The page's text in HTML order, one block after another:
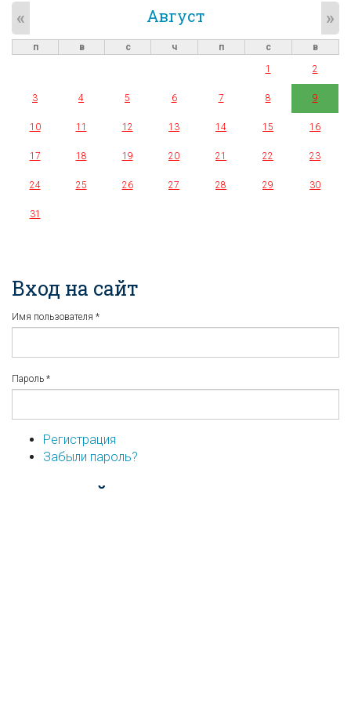
Август
« »
п в с ч п с
в
1
2
3 4 5 6 7 8 9
10 11 12 13 14 15 16
17 18 19 20 21 22 23
24 25 26 27 28 29 30
31
Вход на сайт
Имя пользователя *
Пароль *
Регистрация
Забыли пароль?
...или войдите используя